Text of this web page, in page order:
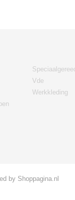
Vde
Werkkleding
by Shoppagina.nl